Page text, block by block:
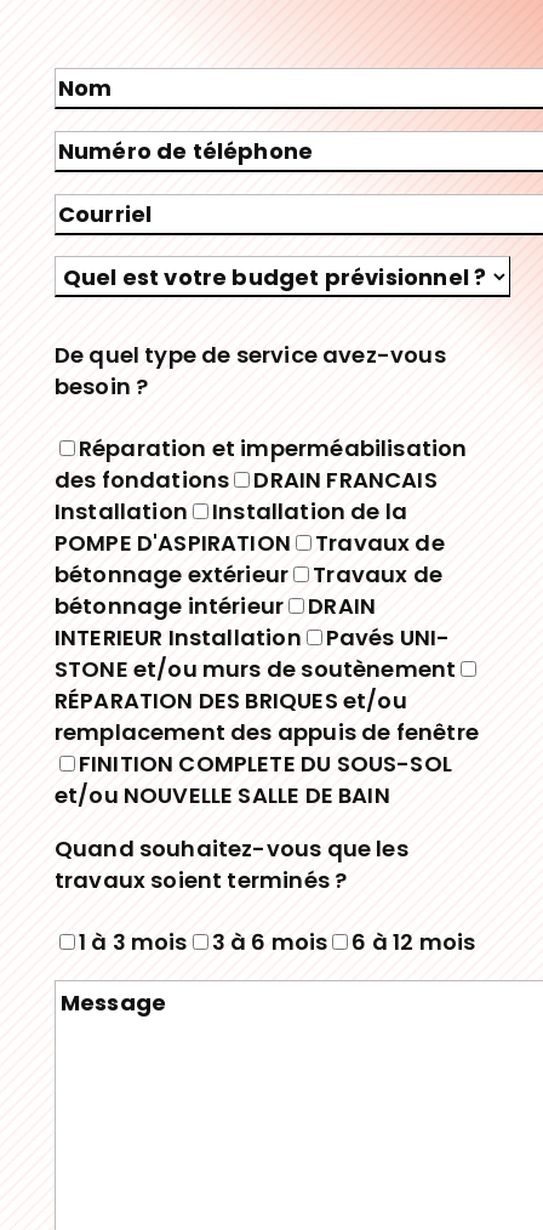
De quel type de service avez-vous
besoin ?
Réparation et imperméabilisation
des fondations
DRAIN FRANCAIS
Installation
Installation de la
POMPE D'ASPIRATION
Travaux de
bétonnage extérieur
Travaux de
bétonnage intérieur
DRAIN
INTERIEUR Installation
Pavés UNI-
STONE et/ou murs de soutènement
RÉPARATION DES BRIQUES et/ou
remplacement des appuis de fenêtre
FINITION COMPLETE DU SOUS-SOL
et/ou NOUVELLE SALLE DE BAIN
Quand souhaitez-vous que les
travaux soient terminés ?
1 à 3 mois 3 à 6 mois 6 à 12 mois